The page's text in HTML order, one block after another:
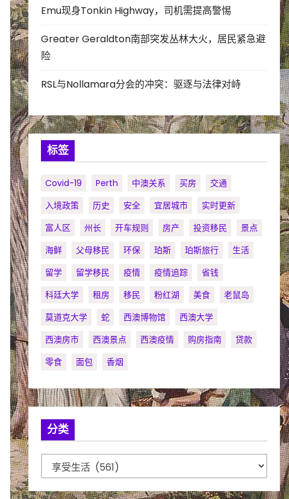
Emu现身Tonkin Highway，司机需提高警惕
Greater Geraldton南部突发丛林大火，居民紧急避
险
RSL与Nollamara分会的冲突：驱逐与法律对峙
标签
Covid-19 Perth 中澳关系 买房
交通
入境政策
历史 安全 宜居城市
实时更新
富人区
州长 开车规则 房产 投资移民
景点
海鲜
父母移民 环保 珀斯 珀斯旅行
生活
留学
留学移民 疫情 疫情追踪
省钱
科廷大学
租房 移民 粉红湖 美食
老鼠岛
莫道克大学
蛇 西澳博物馆
西澳大学
西澳房市
西澳景点 西澳疫情 购房指南
贷款
零食
面包 香烟
分类
类